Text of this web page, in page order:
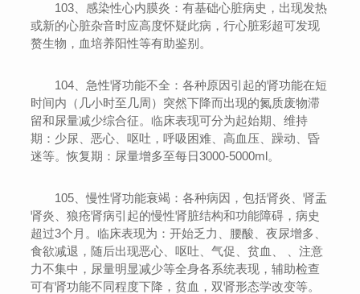
103、感染性心内膜炎：有基础心脏病史，出现发热
或新的心脏杂音时应高度怀疑此病，行心脏彩超可发现
赘生物，血培养阳性等有助鉴别。
104、急性肾功能不全：各种原因引起的肾功能在短
时间内（几小时至几周）突然下降而出现的氮质废物滞
留和尿量减少综合征。临床表现可分为起始期、维持
期：少尿、恶心、呕吐，呼吸困难、高血压、躁动、昏
迷等。恢复期：尿量增多至每日3000-5000ml。
105、慢性肾功能衰竭：各种病因，包括肾炎、肾盂
肾炎、狼疮肾病引起的慢性肾脏结构和功能障碍，病史
超过3个月。临床表现为：开始乏力、腰酸、夜尿增多、
食欲减退，随后出现恶心、呕吐、气促、贫血、 、注意
力不集中，尿量明显减少等全身各系统表现，辅助检查
可有肾功能不同程度下降，贫血，双肾形态学改变等。